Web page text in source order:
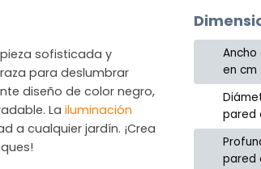
sofisticada y
para deslumbrar
diseño de color negro,
La iluminación
a cualquier jardín. ¡Crea
en cm
pared
pared